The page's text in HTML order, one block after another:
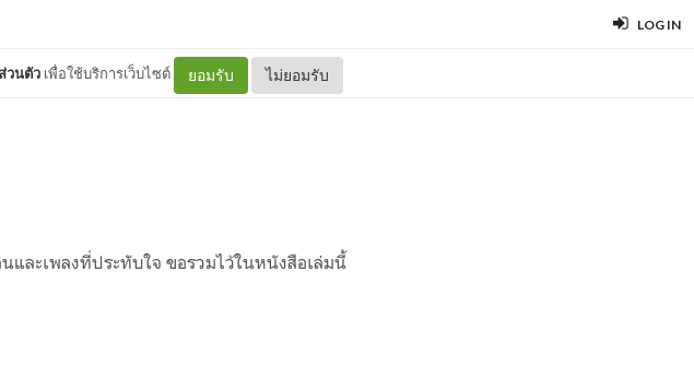
LOG IN
วนตัว เพื่อใช้บริการเว็บไซต์ ยอมรับ ไม่ยอมรับ
และเพลงที่ประทับใจ ขอรวมไว้ในหนังสือเล่มนี้